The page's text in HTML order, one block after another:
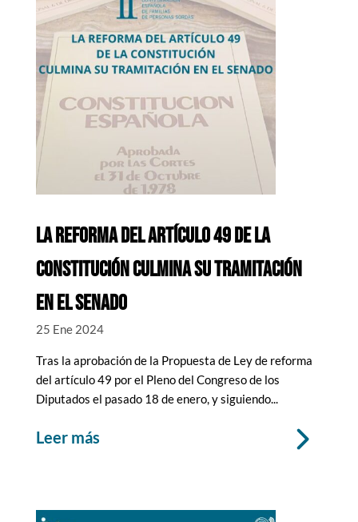
LA REFORMA DEL ARTÍCULO 49 DE LA
CONSTITUCIÓN CULMINA SU TRAMITACIÓN
EN EL SENADO
25 Ene 2024
Tras la aprobación de la Propuesta de Ley de reforma
del artículo 49 por el Pleno del Congreso de los
Diputados el pasado 18 de enero, y siguiendo...
leer más